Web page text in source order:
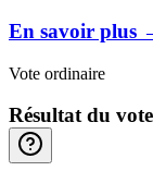
En savoir plus
Vote ordinaire
Résultat du vote